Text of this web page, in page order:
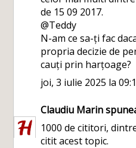
de 15 09 2017.
@Teddy
N-am ce sa-ți fac
propria decizie de
cauți prin harțoage?
joi, 3 iulie 2025 la
Claudiu Marin
1000 de cititori,
citit acest topic.